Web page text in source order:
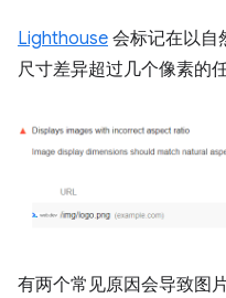
Lighthouse 会标记在以自
尺寸差异超过几个像素的
有两个常见原因会导致图